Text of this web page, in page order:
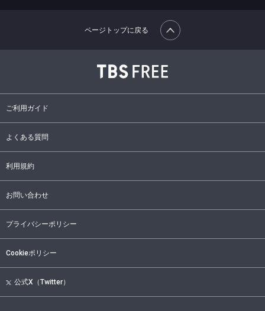
ご利用ガイド
よくある質問
利用規約
お問い合わせ
プライバシーポリシー
Cookieポリシー
公式X（Twitter）
ページトップに戻る